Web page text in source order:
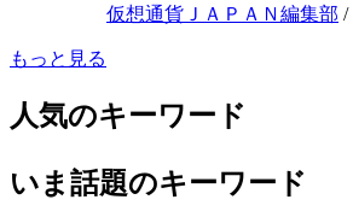
仮想通貨ＪＡＰＡＮ編集部 /
もっと見る
人気のキーワード
いま話題のキーワード